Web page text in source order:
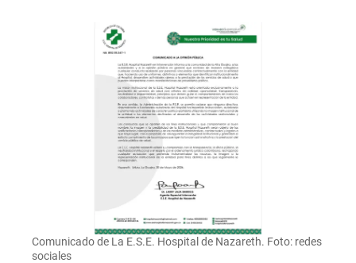
Comunicado de La E.S.E. Hospital de Nazareth. Foto: redes
sociales